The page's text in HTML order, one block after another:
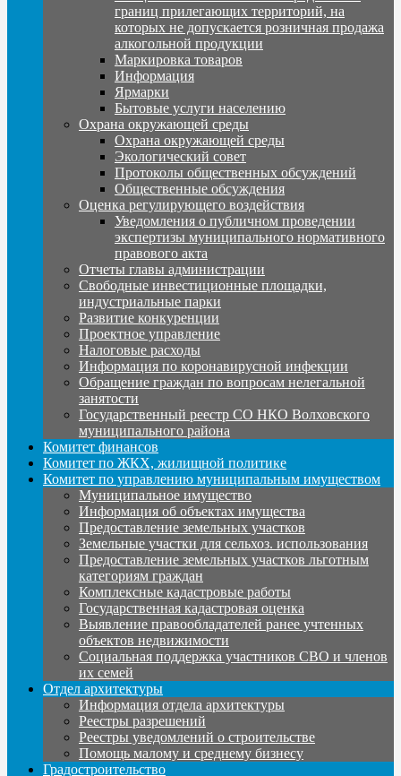
границ прилегающих территорий, на
которых не допускается розничная продажа
алкогольной продукции
Маркировка товаров
Информация
Ярмарки
Бытовые услуги населению
Охрана окружающей среды
Охрана окружающей среды
Экологический совет
Протоколы общественных обсуждений
Общественные обсуждения
Оценка регулирующего воздействия
Уведомления о публичном проведении
экспертизы муниципального нормативного
правового акта
Отчеты главы администрации
Свободные инвестиционные площадки,
индустриальные парки
Развитие конкуренции
Проектное управление
Налоговые расходы
Информация по коронавирусной инфекции
Обращение граждан по вопросам нелегальной
занятости
Государственный реестр СО НКО Волховского
муниципального района
Комитет финансов
Комитет по ЖКХ, жилищной политике
Комитет по управлению муниципальным имуществом
Муниципальное имущество
Информация об объектах имущества
Предоставление земельных участков
Земельные участки для сельхоз. использования
Предоставление земельных участков льготным
категориям граждан
Комплексные кадастровые работы
Государственная кадастровая оценка
Выявление правообладателей ранее учтенных
объектов недвижимости
Социальная поддержка участников СВО и членов
их семей
Отдел архитектуры
Информация отдела архитектуры
Реестры разрешений
Реестры уведомлений о строительстве
Помощь малому и среднему бизнесу
Градостроительство